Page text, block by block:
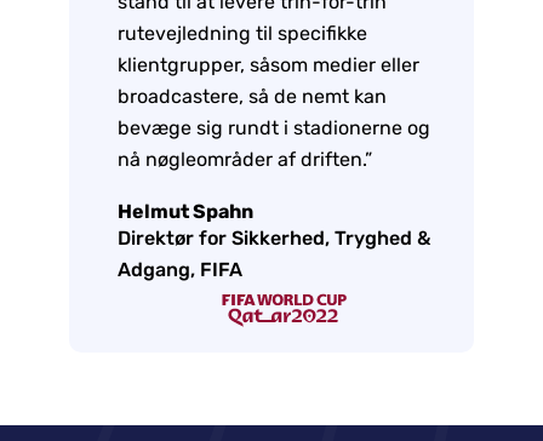
rutevejledning til specifikke
klientgrupper, såsom medier eller
broadcastere, så de nemt kan
bevæge sig rundt i stadionerne og
nå nøgleområder af driften.”
Helmut Spahn
Direktør for Sikkerhed, Tryghed &
Adgang, FIFA